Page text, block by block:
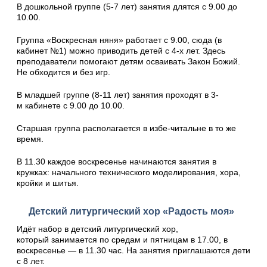
В дошкольной группе (5-7 лет) занятия длятся с 9.00 до
10.00.
Группа «Воскресная няня» работает с 9.00, сюда (в
кабинет №1) можно приводить детей с 4-х лет. Здесь
преподаватели помогают детям осваивать Закон Божий.
Не обходится и без игр.
В младшей группе (8-11 лет) занятия проходят в 3-
м кабинете с 9.00 до 10.00.
Старшая группа располагается в избе-читальне в то же
время.
В 11.30 каждое воскресенье начинаются занятия в
кружках: начального технического моделирования, хора,
кройки и шитья.
Детский литургический хор «Радость моя»
Идёт набор в детский литургический хор,
который занимается по средам и пятницам в 17.00, в
воскресенье — в 11.30 час. На занятия приглашаются дети
с 8 лет.